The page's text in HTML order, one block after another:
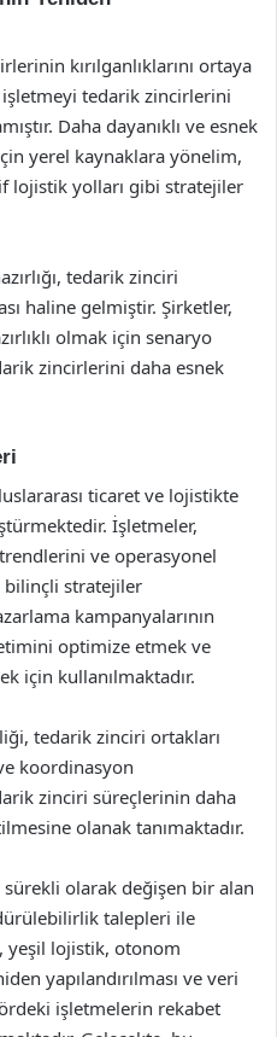
kırılganlıklarını ortaya
işletmeyi tedarik zincirlerini
Daha dayanıklı ve esnek
yerel kaynaklara yönelim,
lojistik yolları gibi stratejiler
tedarik zinciri
haline gelmiştir. Şirketler,
olmak için senaryo
zincirlerini daha esnek
ticaret ve lojistikte
İşletmeler,
ve operasyonel
bilinçli stratejiler
kampanyalarının
optimize etmek ve
için kullanılmaktadır.
tedarik zinciri ortakları
koordinasyon
zinciri süreçlerinin daha
olanak tanımaktadır.
olarak değişen bir alan
talepleri ile
yeşil lojistik, otonom
yapılandırılması ve veri
işletmelerin rekabet